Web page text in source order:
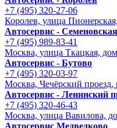
+7 (495) 320-27-06
Королев, улица
Автосервис -
+7 (495) 989-83-41
Москва, улица Ткацкая,
Автосервис - Бутово
+7 (495) 320-03-97
Москва, Чечёрский проезд,
Автосервис - Ленинский
+7 (495) 320-46-43
Москва, улица Вавилова,